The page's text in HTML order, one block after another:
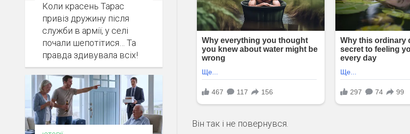
Він так і не повернувся.
Коли красень Тарас
привіз дружину після
служби в армії, у селі
почали шепотітися… Та
правда здивувала всіх!